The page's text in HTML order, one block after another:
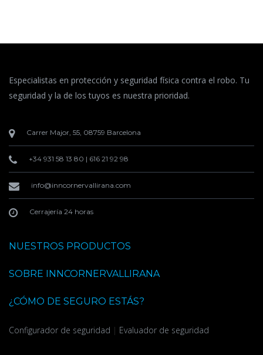
Especialistas en protección y seguridad física contra el robo. Tu
seguridad y la de los tuyos es nuestra prioridad.
Carrer Major, 55, 08759 Barcelona
+34 931 58 13 80 | 616 21 92 98
info@inncornervallirana.com
Cerrajería 24 horas
NUESTROS PRODUCTOS
SOBRE INNCORNERVALLIRANA
¿CÓMO DE SEGURO ESTÁS?
Configurador de seguridad | Evaluador de seguridad